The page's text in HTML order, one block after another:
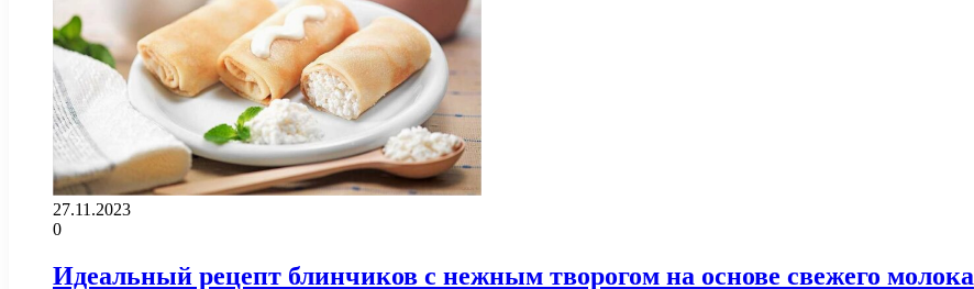
27.11.2023
0
Идеальный рецепт блинчиков с нежным творогом на основе свежего молока